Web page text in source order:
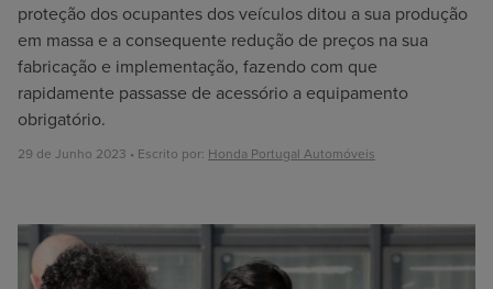
proteção dos ocupantes dos veículos ditou a sua produção
em massa e a consequente redução de preços na sua
fabricação e implementação, fazendo com que
rapidamente passasse de acessório a equipamento
obrigatório.
29 de Junho 2023 • Escrito por: Honda Portugal Automóveis